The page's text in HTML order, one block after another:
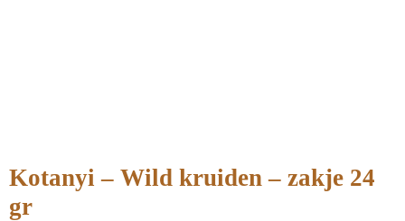
Kotanyi – Wild kruiden – zakje 24
gr